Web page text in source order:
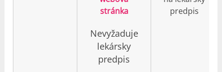
stránka
Nevyžaduje
lekársky
predpis
predpis